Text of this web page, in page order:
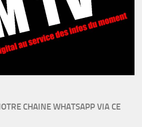
CHAINE WHATSAPP VIA CE